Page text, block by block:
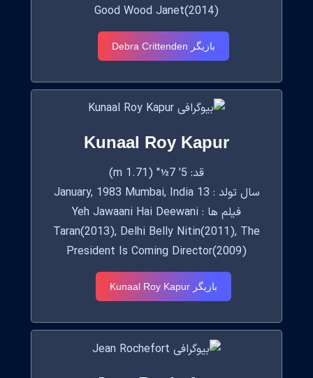
Good Wood Janet(2014)
بازیگر Debra Crittenden
Kunaal Roy Kapur
قد: 5' 7½" (1.71 m)
سال تولد : 13 January, 1983 Mumbai, India
فیلم ها : Yeh Jawaani Hai Deewani
Taran(2013), Delhi Belly Nitin(2011), The
President Is Coming Director(2009)
بازیگر Kunaal Roy Kapur